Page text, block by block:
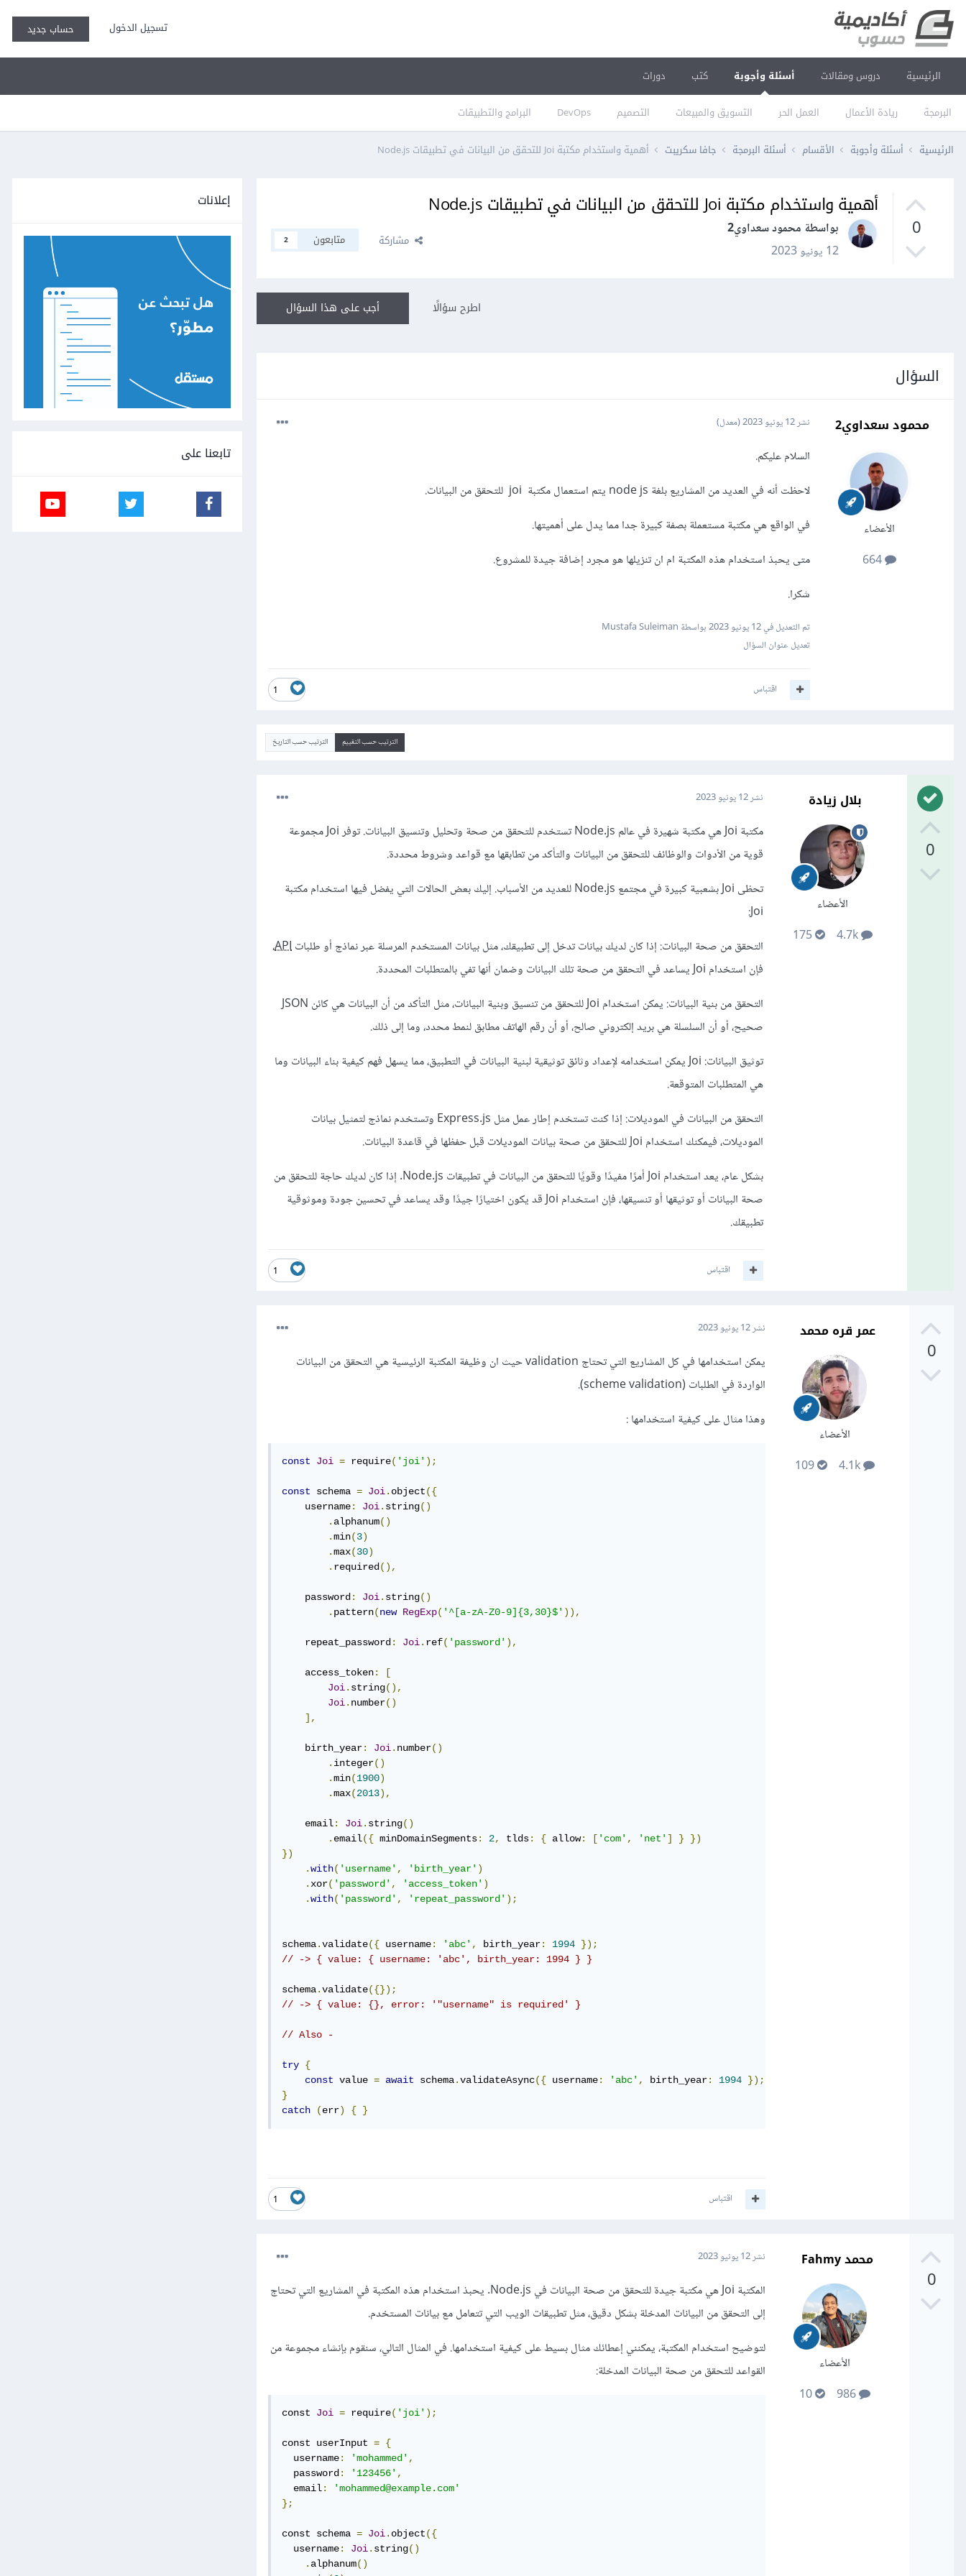
تسجيل الدخول حساب جديد
الرئيسية دروس ومقالات أسئلة وأجوبة
البرمجة ريادة الأعمال العمل الحر التسويق والمبيعات التصميم DevOps البرامج والتطبيقات
كتب دورات
الرئيسية أسئلة وأجوبة الأقسام أسئلة البرمجة جافا سكريبت أهمية واستخدام مكتبة Joi للتحقق من البيانات في تطبيقات Node.js
0
أهمية واستخدام مكتبة Joi للتحقق من البيانات في تطبيقات Node.js
بواسطة محمود سعداوي2
12 يونيو 2023
مشاركة متابعون 2
أجب على هذا السؤال اطرح سؤالًا
السؤال
محمود سعداوي2
الأعضاء
664
نشر12 يونيو 2023 (معدل)
السلام عليكم.
لاحظت أنه في العديد من المشاريع بلغة node js يتم استعمال مكتبة joi للتحقق من البيانات.
في الواقع هي مكتبة مستعملة بصفة كبيرة جدا مما يدل على أهميتها.
متى يحبذ استخدام هذه المكتبة ام ان تنزيلها هو مجرد إضافة جيدة للمشروع.
شكرا.
تم التعديل في12 يونيو 2023
بواسطة Mustafa Suleiman
تعديل عنوان السؤال
1 اقتباس
الترتيب حسب التقييم الترتيب حسب التاريخ
0
بلال زيادة
الأعضاء
4.7k
175
نشر12 يونيو 2023
مكتبة Joi هي مكتبة شهيرة في عالم Node.js تستخدم للتحقق من صحة وتحليل وتنسيق البيانات. توفر Joi مجموعة
قوية من الأدوات والوظائف للتحقق من البيانات والتأكد من تطابقها مع قواعد وشروط محددة.
تحظى Joi بشعبية كبيرة في مجتمع Node.js للعديد من الأسباب. إليك بعض الحالات التي يفضل فيها استخدام مكتبة
Joi:
التحقق من صحة البيانات: إذا كان لديك بيانات تدخل إلى تطبيقك، مثل بيانات المستخدم المرسلة عبر نماذج أو طلباتAPI،
فإن استخدام Joi يساعد في التحقق من صحة تلك البيانات وضمان أنها تفي بالمتطلبات المحددة.
التحقق من بنية البيانات: يمكن استخدام Joi للتحقق من تنسيق وبنية البيانات، مثل التأكد من أن البيانات هي كائن JSON
صحيح، أو أن السلسلة هي بريد إلكتروني صالح، أو أن رقم الهاتف مطابق لنمط محدد، وما إلى ذلك.
توثيق البيانات: Joi يمكن استخدامه لإعداد وثائق توثيقية لبنية البيانات في التطبيق، مما يسهل فهم كيفية بناء البيانات وما
هي المتطلبات المتوقعة.
التحقق من البيانات في الموديلات: إذا كنت تستخدم إطار عمل مثل Express.js وتستخدم نماذج لتمثيل بيانات
الموديلات، فيمكنك استخدام Joi للتحقق من صحة بيانات الموديلات قبل حفظها في قاعدة البيانات.
بشكل عام، يعد استخدام Joi أمرًا مفيدًا وقويًا للتحقق من البيانات في تطبيقات Node.js. إذا كان لديك حاجة للتحقق من
صحة البيانات أو توثيقها أو تنسيقها، فإن استخدام Joi قد يكون اختيارًا جيدًا وقد يساعد في تحسين جودة وموثوقية
تطبيقك.
1 اقتباس
0
عمر قره محمد
الأعضاء
4.1k
109
نشر12 يونيو 2023
يمكن استخدامها في كل المشاريع التي تحتاج validation حيث ان وظيفة المكتبة الرئيسية هي التحقق من البيانات
الواردة في الطلبات (scheme validation).
وهذا مثال على كيفية استخدامها:
const Joi = require( 'joi' );
const schema = Joi. object({
    username
: Joi. string()
. alphanum()
.min(3)
.max(30)
. required (),
    password
: Joi. string()
. pattern(new RegExp( '^[a-zA-Z0-9]{3,30}$' )),
    repeat_password
: Joi. ref( 'password' ),
    access_token
:
[
Joi. string(),
Joi. number()
],
    birth_year
: Joi. number()
. integer()
.min(1900)
.max(2013),
    email
: Joi. string()
. email({ minDomainSegments: 2, tlds: { allow: [ 'com' , 'net' ] }
})
})
.with( 'username' , 'birth_year' )
. xor( 'password' , 'access_token' )
.with( 'password' , 'repeat_password' );
schema.validate({ username: 'abc' , birth_year: 1994 });
// -> { value: { username: 'abc', birth_year: 1994 } }
schema.validate({});
// -> { value: {}, error: '"username" is required' }
// Also -
try {
const value = await schema.validateAsync({ username: 'abc' , birth_year: 1994 });
}
catch
(err) { }
1 اقتباس
0
محمد Fahmy
الأعضاء
986
10
نشر12 يونيو 2023
المكتبة Joi هي مكتبة جيدة للتحقق من صحة البيانات في Node.js. يحبذ استخدام هذه المكتبة في المشاريع التي تحتاج
إلى التحقق من البيانات المدخلة بشكل دقيق، مثل تطبيقات الويب التي تتعامل مع بيانات المستخدم.
لتوضيح استخدام المكتبة، يمكنني إعطائك مثال بسيط على كيفية استخدامها. في المثال التالي، سنقوم بإنشاء مجموعة من
القواعد للتحقق من صحة البيانات المدخلة:
const Joi = require( 'joi' );
const userInput = {
username: 'mohammed' ,
password : '123456' ,
email:
'mohammed@example.com'
};
const schema = Joi. object({
username: Joi. string()
. alphanum()
إعلانات
تابعنا على